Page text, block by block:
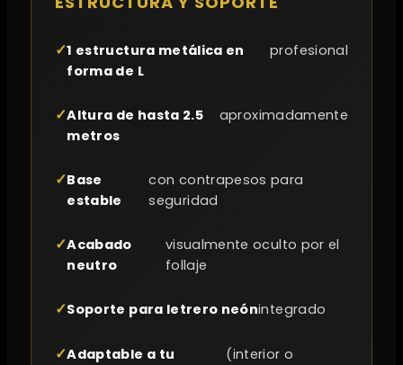
1 estructura metálica en
forma de L
profesional
Altura de hasta 2.5
metros
aproximadamente
Base
estable
con contrapesos para
seguridad
Acabado
neutro
visualmente oculto por el
follaje
Soporte para letrero neónintegrado
Adaptable a tu
(interior o